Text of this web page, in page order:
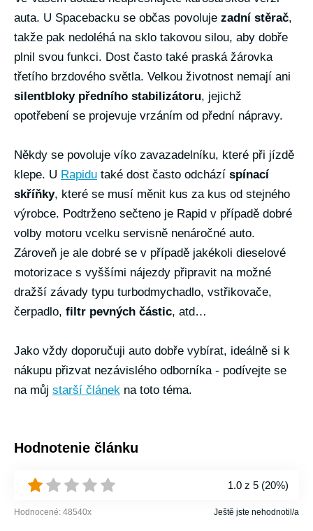
auta. U Spacebacku se občas povoluje zadní stěrač,
takže pak nedoléhá na sklo takovou silou, aby dobře
plnil svou funkci. Dost často také praská žárovka
třetího brzdového světla. Velkou životnost nemají ani
silentbloky předního stabilizátoru, jejichž
opotřebení se projevuje vrzáním od přední nápravy.
Někdy se povoluje víko zavazadelníku, které při jízdě
klepe. U Rapidu také dost často odchází spínací
skříňky, které se musí měnit kus za kus od stejného
výrobce. Podtrženo sečteno je Rapid v případě dobré
volby motoru vcelku servisně nenáročné auto.
Zároveň je ale dobré se v případě jakékoli dieselové
motorizace s vyššími nájezdy připravit na možné
dražší závady typu turbodmychadlo, vstřikovače,
čerpadlo, filtr pevných částic, atd…
Jako vždy doporučuji auto dobře vybírat, ideálně si k
nákupu přizvat nezávislého odborníka - podívejte se
na můj starší článek na toto téma.
Hodnotenie článku
1.0 z 5 (20%)
Hodnocené: 48540x Ještě jste nehodnotil/a